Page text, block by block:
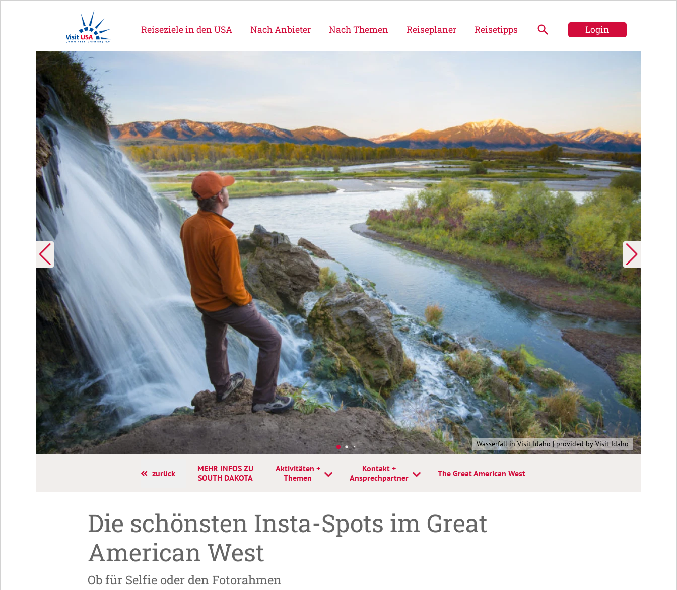
Reiseziele in den USA Nach Anbieter Nach Themen Reiseplaner Reisetipps Login
North Dakota | provided by North Dakota Tourism
zurück
MEHR INFOS ZU
SOUTH DAKOTA
Aktivitäten +
Themen
Kontakt +
Ansprechpartner
The Great American West
Die schönsten Insta-Spots im Great
American West
Ob für Selfie oder den Fotorahmen